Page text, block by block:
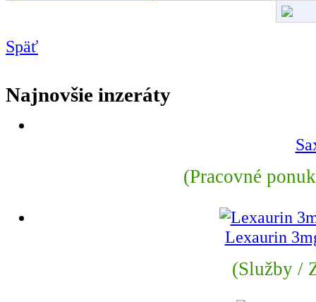
Späť
Najnovšie inzeráty
(Pracovné
Lexaurin
(Služby /